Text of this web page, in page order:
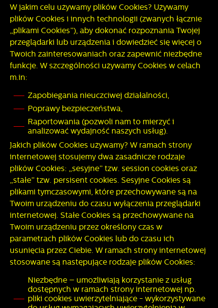
W jakim celu używamy plików Cookies? Używamy
plików Cookies i innych technologii (zwanych łącznie
„plikami Cookies”), aby dokonać rozpoznania Twojej
przeglądarki lub urządzenia i dowiedzieć się więcej o
Twoich zainteresowaniach oraz zapewnić niezbędne
funkcje. W szczególności używamy Cookies w celach
m.in:
Zapobiegania nieuczciwej działalności,
Poprawy bezpieczeństwa,
Raportowania (pozwoli nam to mierzyć i
analizować wydajność naszych usług).
Jakich plików Cookies używamy? W ramach strony
internetowej stosujemy dwa zasadnicze rodzaje
plików Cookies: „sesyjne” tzw. session cookies oraz
„stałe” tzw. persisent cookies. Sesyjne Cookies są
plikami tymczasowymi, które przechowywane są na
Twoim urządzeniu do czasu wyłączenia przeglądarki
internetowej. Stałe Cookies są przechowywane na
Twoim urządzeniu przez określony czas w
parametrach plików Cookies lub do czasu ich
usunięcia przez Ciebie. W ramach strony internetowej
stosowane są następujące rodzaje plików Cookies:
Niezbędne – umożliwiają korzystanie z usług
dostępnych w ramach strony internetowej np.
pliki cookies uwierzytelniające - wykorzystywane